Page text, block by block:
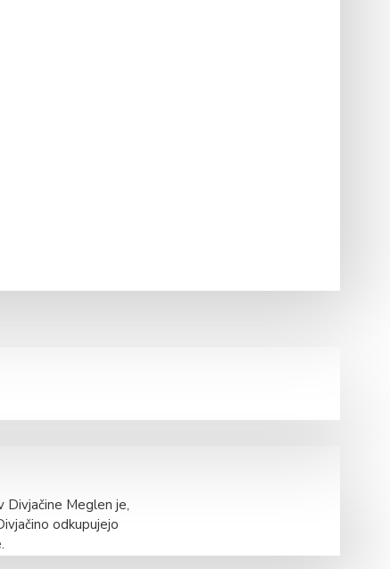
Divjačine Meglen je,
odkupujejo